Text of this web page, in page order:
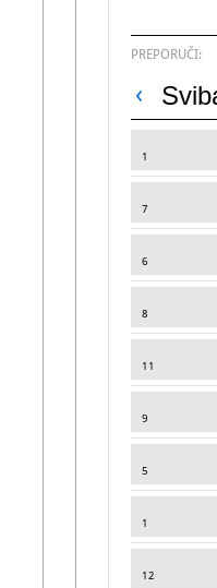
PREPORUČI:
1
7
6
8
11
9
5
1
12